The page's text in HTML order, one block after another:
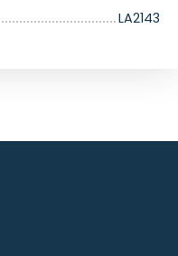
LA2143